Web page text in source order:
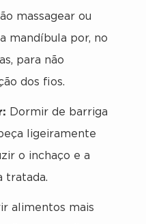
massagear ou
mandíbula por, no
para não
dos fios.
Dormir de barriga
ligeiramente
o inchaço e a
tratada.
alimentos mais